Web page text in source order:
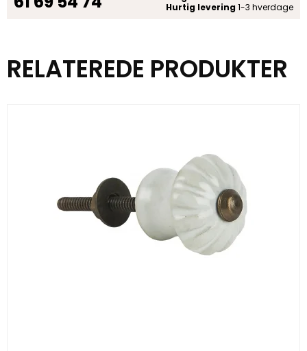
Hurtig levering 1-3 hverdage
RELATEREDE PRODUKTER